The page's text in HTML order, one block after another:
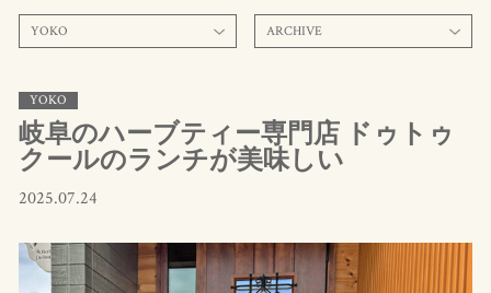
YOKO ARCHIVE
YOKO
岐阜のハーブティー専門店 ドゥトゥ
クールのランチが美味しい
2025.07.24